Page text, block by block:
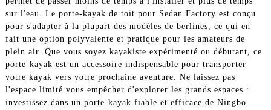
sur l'eau. Le porte-kayak de toit pour Sedan Factory est conçu
pour s'adapter à la plupart des modèles de berlines, ce qui en
fait une option polyvalente et pratique pour les amateurs de
plein air. Que vous soyez kayakiste expérimenté ou débutant, ce
porte-kayak est un accessoire indispensable pour transporter
votre kayak vers votre prochaine aventure. Ne laissez pas
l'espace limité vous empêcher d'explorer les grands espaces :
investissez dans un porte-kayak fiable et efficace de Ningbo